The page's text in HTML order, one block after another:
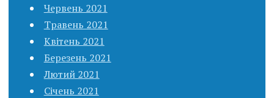
Червень 2021
Травень 2021
Квітень 2021
Березень 2021
Лютий 2021
Січень 2021